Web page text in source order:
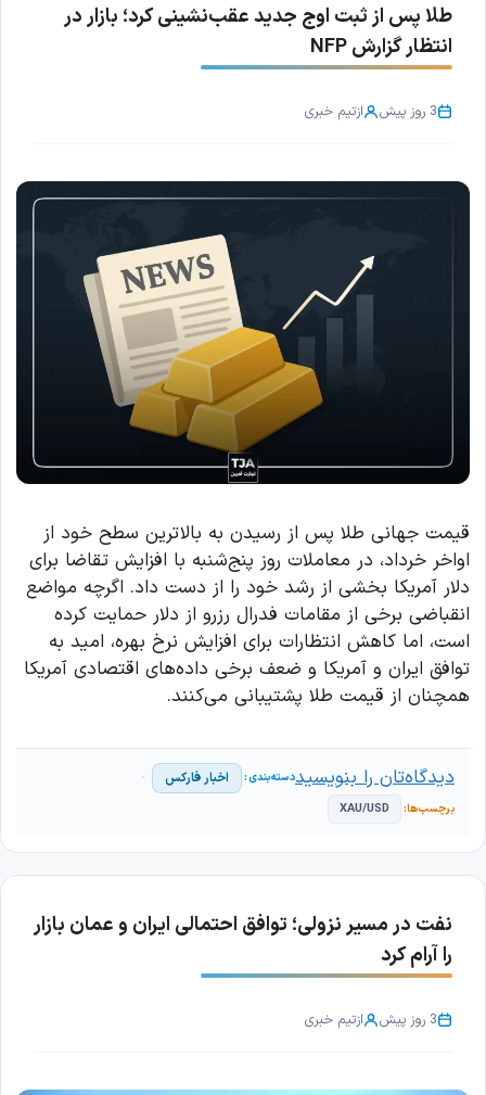
طلا پس از ثبت اوج جدید عقب‌نشینی کرد؛ بازار در
انتظار گزارش NFP
3 روز پیش ازتیم خبری
قیمت جهانی طلا پس از رسیدن به بالاترین سطح خود از
اواخر خرداد، در معاملات روز پنج‌شنبه با افزایش تقاضا برای
دلار آمریکا بخشی از رشد خود را از دست داد. اگرچه مواضع
انقباضی برخی از مقامات فدرال رزرو از دلار حمایت کرده
است، اما کاهش انتظارات برای افزایش نرخ بهره، امید به
توافق ایران و آمریکا و ضعف برخی داده‌های اقتصادی آمریکا
همچنان از قیمت طلا پشتیبانی می‌کنند.
اخبار فارکس
XAU/USD
دیدگاه‌تان را بنویسید
نفت در مسیر نزولی؛ توافق احتمالی ایران و عمان بازار
را آرام کرد
3 روز پیش ازتیم خبری